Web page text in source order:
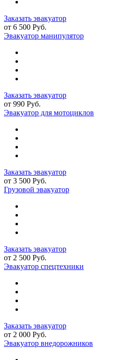
Заказать эвакуатор
от 6 500 Руб.
Эвакуатор манипулятор
Заказать эвакуатор
от 990 Руб.
Эвакуатор для мотоциклов
Заказать эвакуатор
от 3 500 Руб.
Грузовой эвакуатор
Заказать эвакуатор
от 2 500 Руб.
Эвакуатор спецтехники
Заказать эвакуатор
от 2 000 Руб.
Эвакуатор внедорожников